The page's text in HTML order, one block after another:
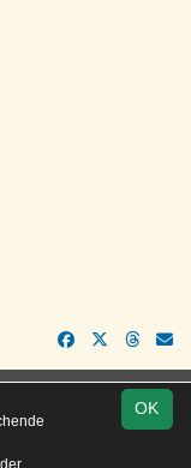
OK